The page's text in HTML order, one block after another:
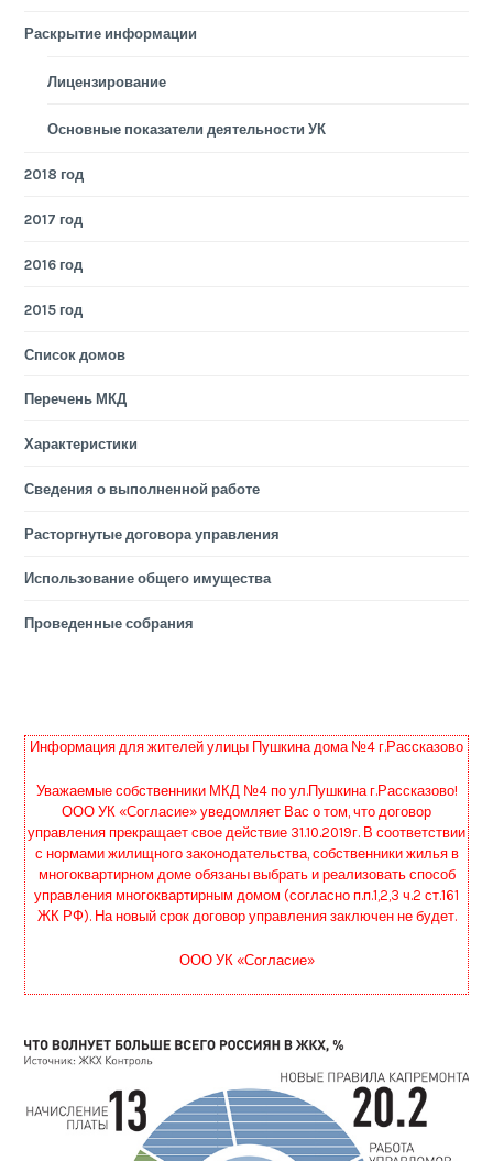
Раскрытие информации
Лицензирование
Основные показатели деятельности УК
2018 год
2017 год
2016 год
2015 год
Список домов
Перечень МКД
Характеристики
Сведения о выполненной работе
Расторгнутые договора управления
Использование общего имущества
Проведенные собрания
Информация для жителей улицы Пушкина дома №4 г.Рассказово
Уважаемые собственники МКД №4 по ул.Пушкина г.Рассказово!
ООО УК «Согласие» уведомляет Вас о том, что договор
управления прекращает свое действие 31.10.2019г. В соответствии
с нормами жилищного законодательства, собственники жилья в
многоквартирном доме обязаны выбрать и реализовать способ
управления многоквартирным домом (согласно п.п.1,2,3 ч.2 ст.161
ЖК РФ). На новый срок договор управления заключен не будет.
ООО УК «Согласие»